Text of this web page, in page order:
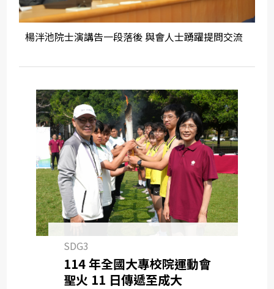
楊泮池院士演講告一段落後 與會人士踴躍提問交流
SDG3
114 年全國大專校院運動會
聖火 11 日傳遞至成大